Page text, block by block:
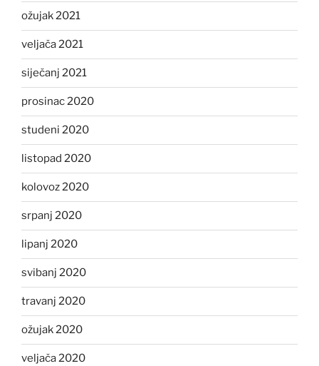
ožujak 2021
veljača 2021
siječanj 2021
prosinac 2020
studeni 2020
listopad 2020
kolovoz 2020
srpanj 2020
lipanj 2020
svibanj 2020
travanj 2020
ožujak 2020
veljača 2020